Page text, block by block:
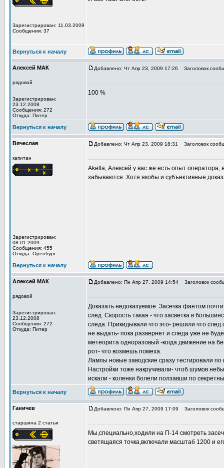
Зарегистрирован: 11.03.2009
Сообщения: 37
Вернуться к началу
Алексей МАК
рядовой
Зарегистрирован:
23.12.2008
Сообщения: 272
Откуда: Питер
Добавлено: Чт Апр 23, 2009 17:26 Заголовок
100 %
Вернуться к началу
Вячеслав
капитан
Зарегистрирован:
08.01.2009
Сообщения: 455
Откуда: Оренбург
Добавлено: Чт Апр 23, 2009 18:31 Заголовок
Akella, Алексей у вас же есть опыт оператора,
забываются. Хотя якобы и субъективные
Вернуться к началу
Алексей МАК
рядовой
Зарегистрирован:
23.12.2008
Сообщения: 272
Откуда: Питер
Добавлено: Пн Апр 27, 2009 14:54 Заголовок
Доказать недоказуемое. Засечка фантом
след. Скорость такая - что засветка в
следа. Прикидывали что это- решили что
не выдать- пока развернет и следа уже не
метеорита одноразовый -когда движение на
рот- что возмешь помеха.
Лампы новые заводские сразу тестировали
Настройки тоже накручивали- чтоб шумов
искали - коленки болели ползавши по
Вернуться к началу
Ганичев
старшина 2 статьи
Добавлено: Пн Апр 27, 2009 17:09 Заголовок
Мы,специально,ходили на П-14 смотреть
светящаяся точка,включали масштаб 1200 и